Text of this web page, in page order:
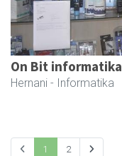
On Bit informatika
Hernani - Informatika
1 2